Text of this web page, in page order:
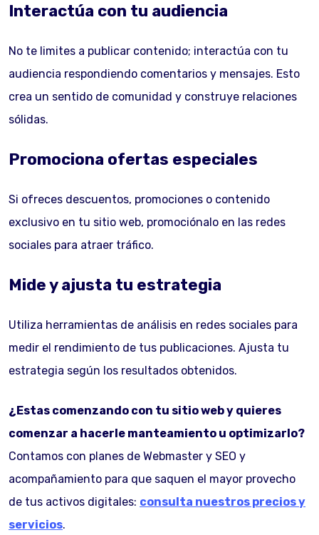
Interactúa con tu audiencia
No te limites a publicar contenido; interactúa con tu
audiencia respondiendo comentarios y mensajes. Esto
crea un sentido de comunidad y construye relaciones
sólidas.
Promociona ofertas especiales
Si ofreces descuentos, promociones o contenido
exclusivo en tu sitio web, promociónalo en las redes
sociales para atraer tráfico.
Mide y ajusta tu estrategia
Utiliza herramientas de análisis en redes sociales para
medir el rendimiento de tus publicaciones. Ajusta tu
estrategia según los resultados obtenidos.
¿Estas comenzando con tu sitio web y quieres
comenzar a hacerle manteamiento u optimizarlo?
Contamos con planes de Webmaster y SEO y
acompañamiento para que saquen el mayor provecho
de tus activos digitales: consulta nuestros precios y
servicios.